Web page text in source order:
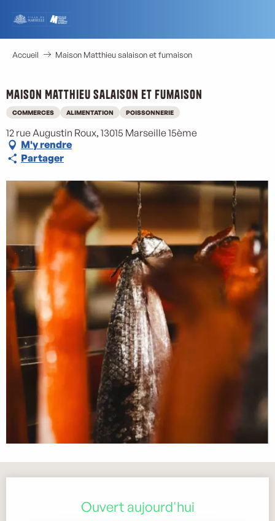
contenu
principal
Accueil Maison Matthieu salaison et fumaison
Maison Matthieu salaison et fumaison
COMMERCES ALIMENTATION POISSONNERIE
12 rue Augustin Roux, 13015 Marseille 15ème
M'y rendre
Partager
Ouvert aujourd'hui